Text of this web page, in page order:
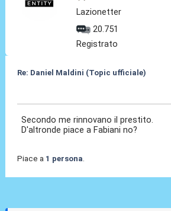
Lazionetter
20.751
Registrato
Re: Daniel Maldini (Topic ufficiale)
Secondo me rinnovano il prestito.
D'altronde piace a Fabiani no?
Piace a 1 persona